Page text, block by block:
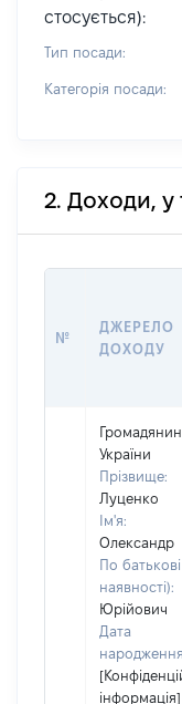
стосується):
Тип посади:
Категорія посади:
2. Доходи, у
№
ДЖЕРЕЛО
ДОХОДУ
Громадянин
України
Прізвище:
Луценко
Ім'я:
Олександр
По
наявності):
Юрійович
Дата
інформація]